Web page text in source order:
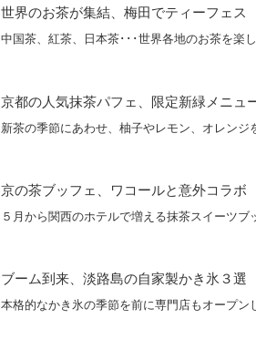
世界のお茶が集結、梅田でティーフェス
中国茶、紅茶、日本茶･･･世界各地のお茶を楽
京都の人気抹茶パフェ、限定新緑メニュ
新茶の季節にあわせ、柚子やレモン、オレン
京の茶ブッフェ、ワコールと意外コラボ
５月から関西のホテルで増える抹茶スイーツ
ブーム到来、淡路島の自家製かき氷３選
本格的なかき氷の季節を前に専門店もオープ